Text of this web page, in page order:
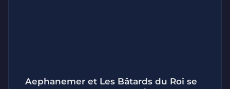
Aephanemer et Les Bâtards du Roi se